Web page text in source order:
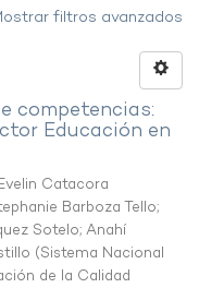
filtros avanzados
competencias:
Educación en
Catacora
Barboza Tello;
Sotelo; Anahí
(Sistema Nacional
de la Calidad